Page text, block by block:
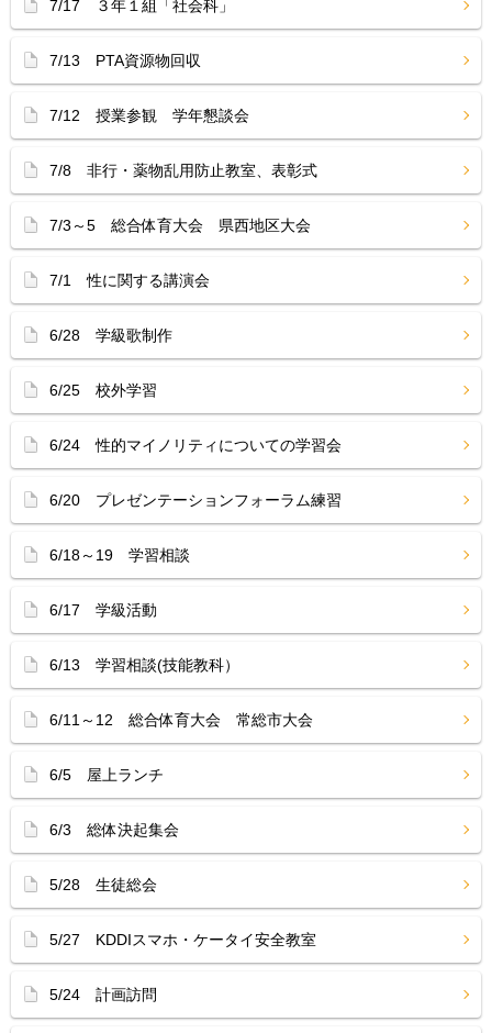
7/17 ３年１組「社会科」
7/13 PTA資源物回収
7/12 授業参観 学年懇談会
7/8 非行・薬物乱用防止教室、表彰式
7/3～5 総合体育大会 県西地区大会
7/1 性に関する講演会
6/28 学級歌制作
6/25 校外学習
6/24 性的マイノリティについての学習会
6/20 プレゼンテーションフォーラム練習
6/18～19 学習相談
6/17 学級活動
6/13 学習相談(技能教科）
6/11～12 総合体育大会 常総市大会
6/5 屋上ランチ
6/3 総体決起集会
5/28 生徒総会
5/27 KDDIスマホ・ケータイ安全教室
5/24 計画訪問